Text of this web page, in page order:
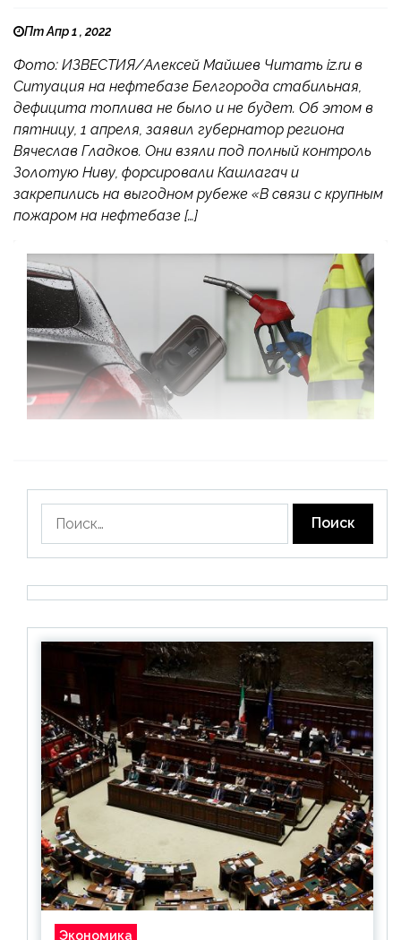
Пт Апр 1 , 2022
Фото: ИЗВЕСТИЯ/Алексей Майшев Читать iz.ru в
Ситуация на нефтебазе Белгорода стабильная,
дефицита топлива не было и не будет. Об этом в
пятницу, 1 апреля, заявил губернатор региона
Вячеслав Гладков. Они взяли под полный контроль
Золотую Ниву, форсировали Кашлагач и
закрепились на выгодном рубеже «В связи с крупным
пожаром на нефтебазе […]
Экономика